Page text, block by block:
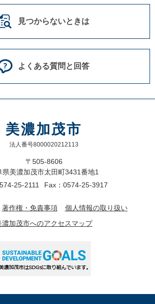
見つからないときは
よくある質問と回答
美濃加茂市
法人番号8000020212113
〒505-8606
県美濃加茂市太田町3431番地1
25-2111
Fax：0574-25-3917
著作権・免責事項
個人情報の取り扱い
濃加茂市へのアクセスマップ